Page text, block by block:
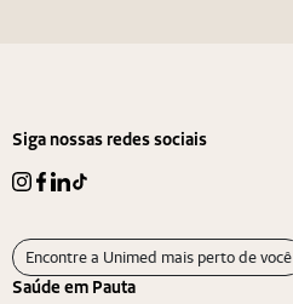
Siga nossas redes sociais
Encontre a Unimed mais perto de você
Saúde em Pauta